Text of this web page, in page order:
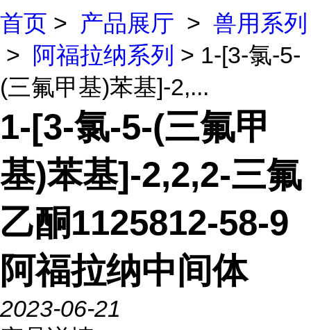
首页 > 产品展厅 > 兽用系列
>
阿福拉纳系列 > 1-[3-氯-5-
(三氟甲基)苯基]-2,...
1-[3-氯-5-(三氟甲
基)苯基]-2,2,2-三氟
乙酮1125812-58-9
阿福拉纳中间体
2023-06-21